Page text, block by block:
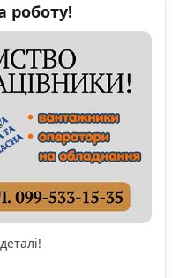
роботу!